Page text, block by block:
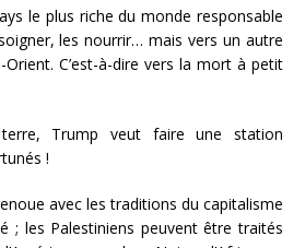
le plus riche du monde responsable
les nourrir… mais vers un autre
C’est-à-dire vers la mort à petit
Trump veut faire une station
!
avec les traditions du capitalisme
; les Palestiniens peuvent être traités